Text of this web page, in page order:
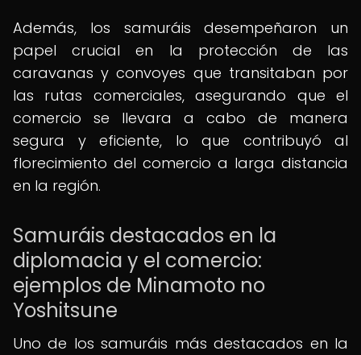
Además, los samuráis desempeñaron un
papel crucial en la protección de las
caravanas y convoyes que transitaban por
las rutas comerciales, asegurando que el
comercio se llevara a cabo de manera
segura y eficiente, lo que contribuyó al
florecimiento del comercio a larga distancia
en la región.
Samuráis destacados en la
diplomacia y el comercio:
ejemplos de Minamoto no
Yoshitsune
Uno de los samuráis más destacados en la